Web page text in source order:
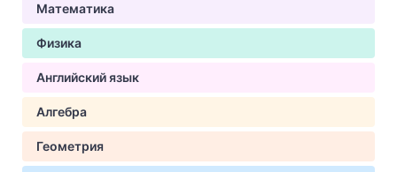
Математика
Физика
Английский язык
Алгебра
Геометрия